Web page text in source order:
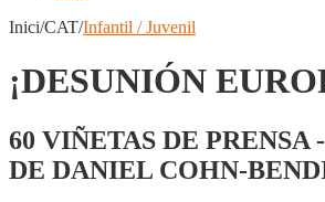
Inici/CAT/Infantil / Juvenil
¡DESUNIÓN
60 VIÑETAS DE PRENSA
DE DANIEL COHN-